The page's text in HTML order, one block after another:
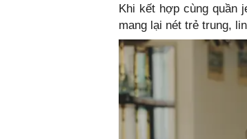
Khi kết hợp cùng quần
mang lại nét trẻ trung,